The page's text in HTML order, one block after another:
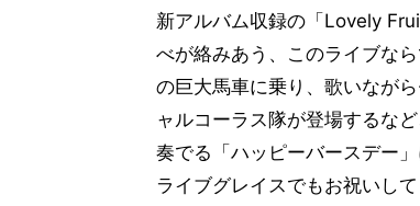
新アルバム収録の「Lovely
べが絡みあう、このライブな
の巨大馬車に乗り、歌いなが
ャルコーラス隊が登場するな
奏でる「ハッピーバースデー
ライブグレイスでもお祝いし